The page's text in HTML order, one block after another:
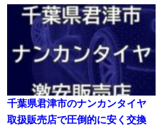
千葉県君津市のナンカンタイヤ
取扱販売店で圧倒的に安く交換